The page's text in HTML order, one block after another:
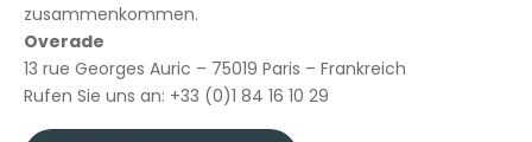
zusammenkommen.
Overade
13 rue Georges Auric – 75019 Paris – Frankreich
Rufen Sie uns an: +33 (0)1 84 16 10 29